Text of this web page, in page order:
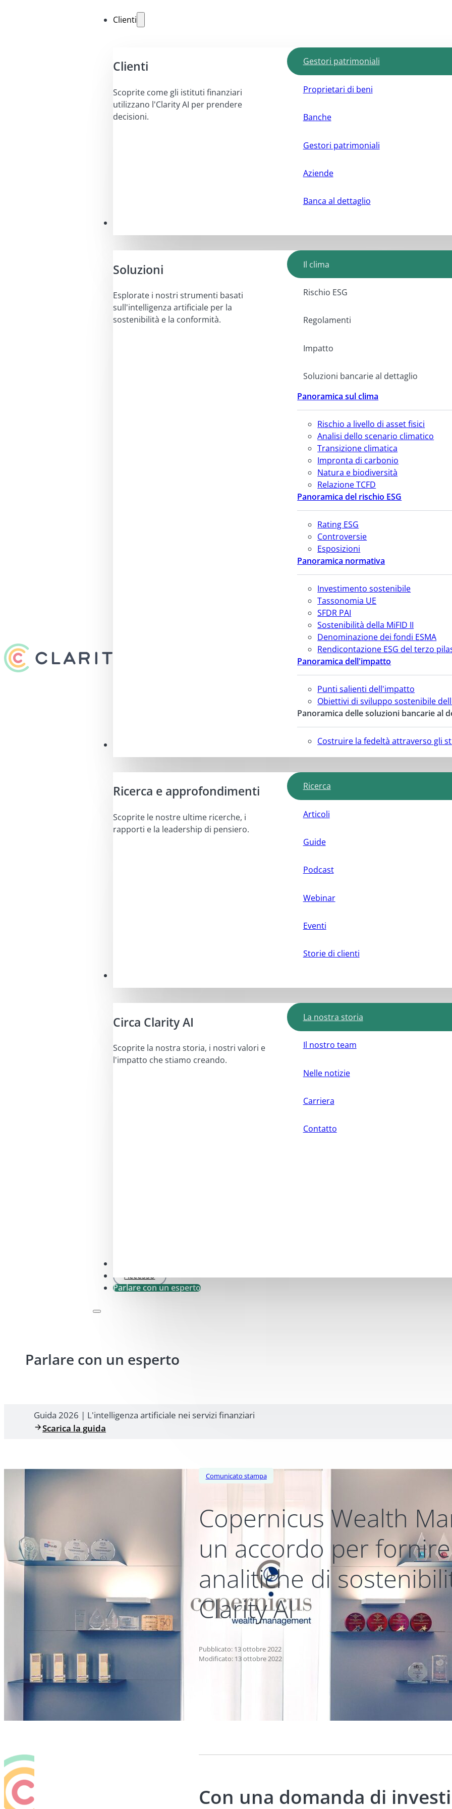
Clienti
Clienti
Scoprite come gli istituti finanziari
utilizzano l'Clarity AI per prendere
decisioni.
Gestori patrimoniali
Proprietari di beni
Banche
Gestori patrimoniali
Aziende
Banca al dettaglio
Soluzioni
Esplorate i nostri strumenti basati
sull'intelligenza artificiale per la
sostenibilità e la conformità.
Il clima
Rischio ESG
Regolamenti
Impatto
Soluzioni bancarie al dettaglio
Panoramica sul clima
Rischio a livello di asset fisici
Analisi dello scenario climatico
Transizione climatica
Impronta di carbonio
Natura e biodiversità
Relazione TCFD
Panoramica del rischio ESG
Rating ESG
Controversie
Esposizioni
Panoramica normativa
Investimento sostenibile
Tassonomia UE
SFDR PAI
Sostenibilità della MiFID II
Denominazione dei fondi ESMA
Rendicontazione ESG del terzo
Panoramica dell'impatto
Punti salienti dell'impatto
Obiettivi di sviluppo sostenibile
Panoramica delle soluzioni bancarie al
Costruire la fedeltà attraverso gli
Ricerca e approfondimenti
Scoprite le nostre ultime ricerche, i
rapporti e la leadership di pensiero.
Ricerca
Articoli
Guide
Podcast
Webinar
Eventi
Storie di clienti
Circa Clarity AI
Scoprite la nostra storia, i nostri valori e
l'impatto che stiamo creando.
La nostra storia
Il nostro team
Nelle notizie
Carriera
Contatto
Accesso
Parlare con un esperto
Parlare con un esperto
Guida 2026 | L'intelligenza artificiale nei servizi finanziari
Scarica la guida
Comunicato stampa
Copernicus Wealth
un accordo per
analitiche di
Clarity AI
Pubblicato: 13 ottobre 2022
Modificato: 13 ottobre 2022
Con una domanda di